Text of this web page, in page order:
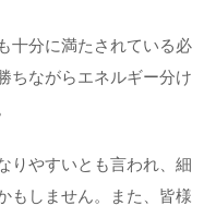
十分に満たされている必
ちながらエネルギー分け
りやすいとも言われ、細
もしません。また、皆様